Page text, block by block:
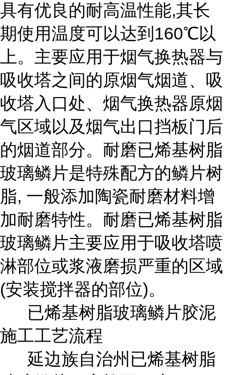
具有优良的耐高温性能,其长
期使用温度可以达到160℃以
上。主要应用于烟气换热器与
吸收塔之间的原烟气烟道、吸
收塔入口处、烟气换热器原烟
气区域以及烟气出口挡板门后
的烟道部分。耐磨已烯基树脂
玻璃鳞片是特殊配方的鳞片树
脂, 一般添加陶瓷耐磨材料增
加耐磨特性。耐磨已烯基树脂
玻璃鳞片主要应用于吸收塔喷
淋部位或浆液磨损严重的区域
(安装搅拌器的部位)。
已烯基树脂玻璃鳞片胶泥
施工工艺流程
延边族自治州已烯基树脂